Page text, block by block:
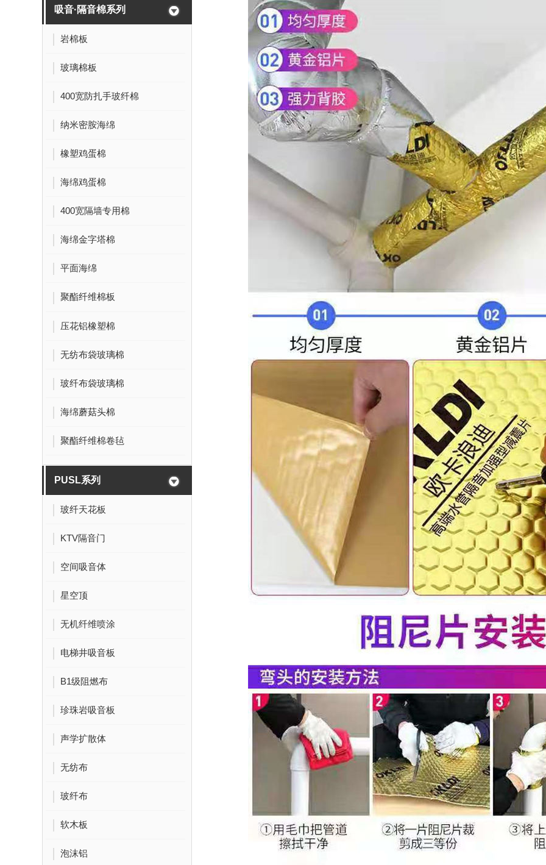
吸音·隔音棉系列
岩棉板
玻璃棉板
400宽防扎手玻纤棉
纳米密胺海绵
橡塑鸡蛋棉
海绵鸡蛋棉
400宽隔墙专用棉
海绵金字塔棉
平面海绵
聚酯纤维棉板
压花铝橡塑棉
无纺布袋玻璃棉
玻纤布袋玻璃棉
海绵蘑菇头棉
聚酯纤维棉卷毡
PUSL系列
玻纤天花板
KTV隔音门
空间吸音体
星空顶
无机纤维喷涂
电梯井吸音板
B1级阻燃布
珍珠岩吸音板
声学扩散体
无纺布
玻纤布
软木板
泡沫铝